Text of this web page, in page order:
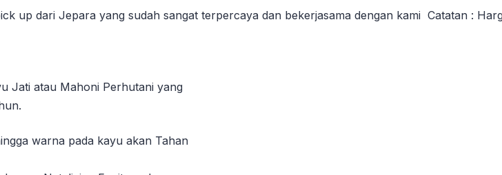
up dari Jepara yang sudah sangat terpercaya dan bekerjasama dengan kami Catatan
Jati atau Mahoni Perhutani yang
warna pada kayu akan Tahan